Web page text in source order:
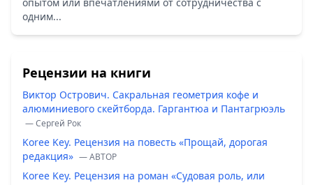
одним...
Рецензии на книги
Виктор Острович. Сакральная геометрия кофе и
алюминиевого скейтборда. Гаргантюа и Пантагрюэль
— Сергей Рок
Koree Key. Рецензия на повесть «Прощай, дорогая
редакция» — ABTOP
Koree Key. Рецензия на роман «Судовая роль, или